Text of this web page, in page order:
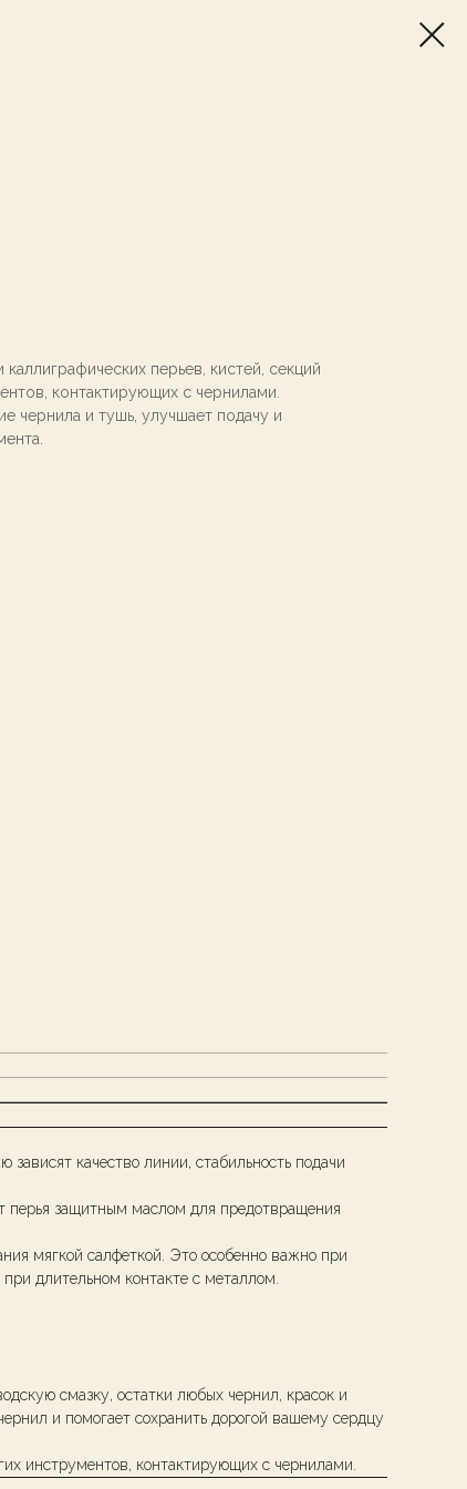
перьев, кистей, секций
контактирующих с чернилами.
чернила и тушь, улучшает подачу и
качество линии, стабильность подачи
перья защитным маслом для предотвращения
мягкой салфеткой. Это особенно важно при
длительном контакте с металлом.
смазку, остатки любых чернил, красок и
и помогает сохранить дорогой вашему сердцу
инструментов, контактирующих с чернилами.